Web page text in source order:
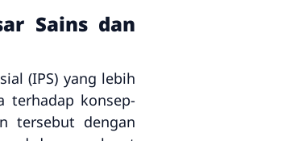
Sains dan
(IPS) yang lebih
terhadap konsep-
tersebut dengan